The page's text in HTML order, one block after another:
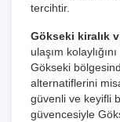
tercihtir.
Gökseki kiralık
ulaşım
Gökseki
alternatiflerini
güvenli ve keyifli
güvencesiyle